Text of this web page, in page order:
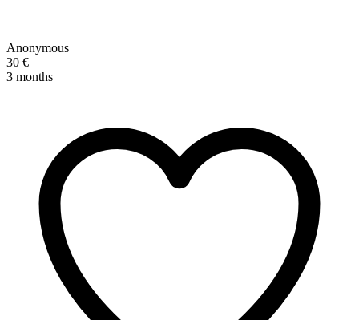
Anonymous
30 €
3 months